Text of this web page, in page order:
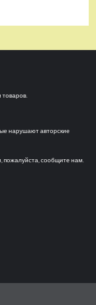
нарушают авторские
сообщите нам.